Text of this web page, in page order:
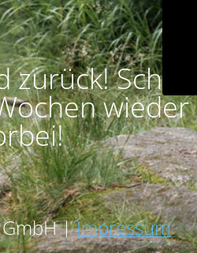
Schau
wieder
GmbH |Impressum